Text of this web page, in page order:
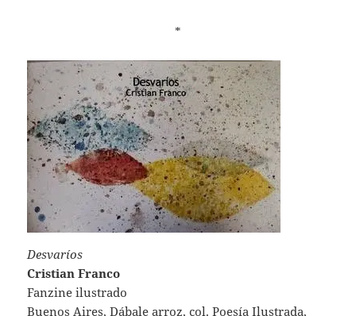
*
Desvaríos
Cristian Franco
Fanzine ilustrado
Buenos Aires, Dábale arroz, col. Poesía Ilustrada,